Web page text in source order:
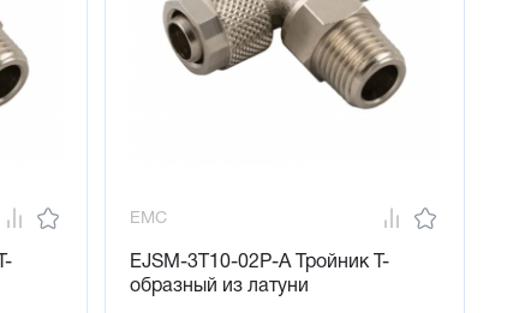
EMC
EJSM-3T10-02P-A Тройник Т-
образный из латуни